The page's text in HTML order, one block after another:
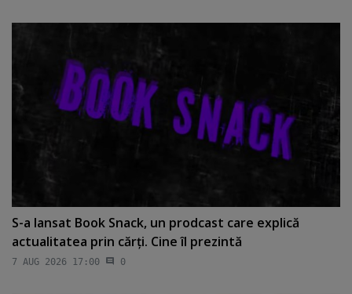
S-a lansat Book Snack, un prodcast care explică
actualitatea prin cărţi. Cine îl prezintă
7 AUG 2026 17:00 0